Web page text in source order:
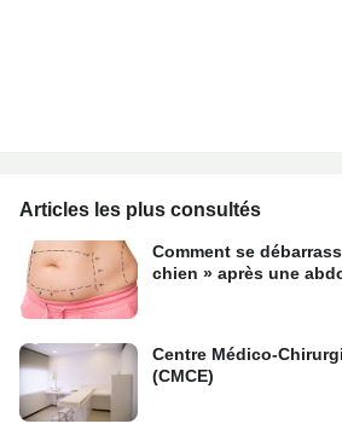
Articles les plus consultés
Comment se
chien » après une
Centre Médico-
(CMCE)